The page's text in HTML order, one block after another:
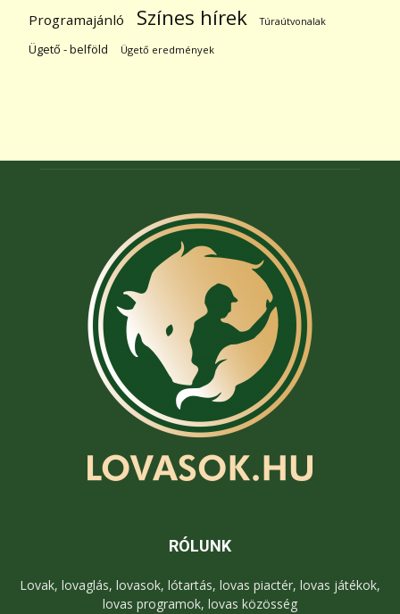
Programajánló Színes hírek Túraútvonalak
Ügető - belföld Ügető eredmények
RÓLUNK
Lovak, lovaglás, lovasok, lótartás, lovas piactér, lovas játékok,
lovas programok, lovas közösség